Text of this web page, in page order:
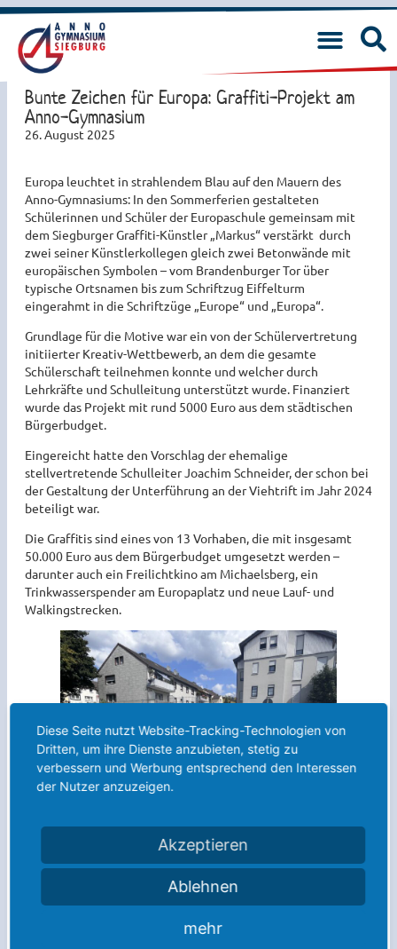
Bunte Zeichen für Europa: Graffiti-Projekt am
Anno-Gymnasium
26. August 2025
Europa leuchtet in strahlendem Blau auf den Mauern des
Anno-Gymnasiums: In den Sommerferien gestalteten
Schülerinnen und Schüler der Europaschule gemeinsam mit
dem Siegburger Graffiti-Künstler „Markus“ verstärkt durch
zwei seiner Künstlerkollegen gleich zwei Betonwände mit
europäischen Symbolen – vom Brandenburger Tor über
typische Ortsnamen bis zum Schriftzug Eiffelturm
eingerahmt in die Schriftzüge „Europe“ und „Europa“.
Grundlage für die Motive war ein von der Schülervertretung
initiierter Kreativ-Wettbewerb, an dem die gesamte
Schülerschaft teilnehmen konnte und welcher durch
Lehrkräfte und Schulleitung unterstützt wurde. Finanziert
wurde das Projekt mit rund 5000 Euro aus dem städtischen
Bürgerbudget.
Eingereicht hatte den Vorschlag der ehemalige
stellvertretende Schulleiter Joachim Schneider, der schon bei
der Gestaltung der Unterführung an der Viehtrift im Jahr 2024
beteiligt war.
Die Graffitis sind eines von 13 Vorhaben, die mit insgesamt
50.000 Euro aus dem Bürgerbudget umgesetzt werden –
darunter auch ein Freilichtkino am Michaelsberg, ein
Trinkwasserspender am Europaplatz und neue Lauf- und
Walkingstrecken.
Die Sommerferien sind da!
Diese Seite nutzt Website-Tracking-Technologien von
Dritten, um ihre Dienste anzubieten, stetig zu
verbessern und Werbung entsprechend den Interessen
der Nutzer anzuzeigen.
Akzeptieren
Ablehnen
mehr